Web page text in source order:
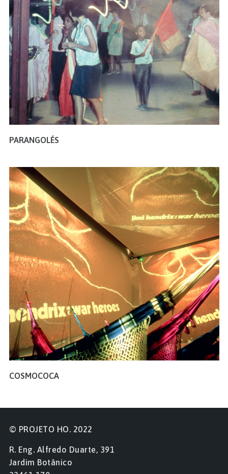
PARANGOLÉS
COSMOCOCA
© PROJETO HO. 2022
R. Eng. Alfredo Duarte, 391
Jardim Botânico